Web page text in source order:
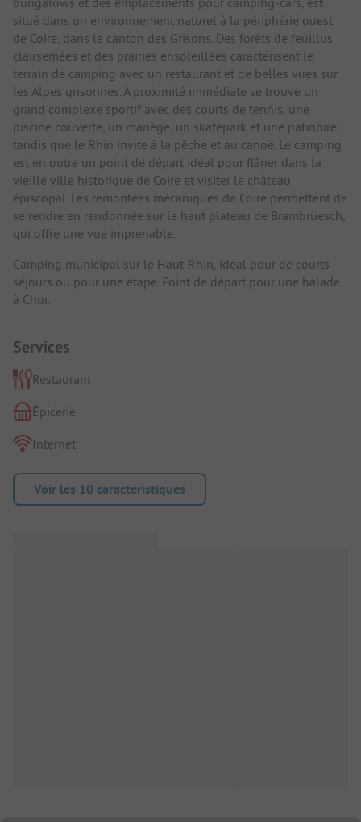
situé dans un environnement naturel à la périphérie ouest
de Coire, dans le canton des Grisons. Des forêts de feuillus
clairsemées et des prairies ensoleillées caractérisent le
terrain de camping avec un restaurant et de belles vues sur
les Alpes grisonnes. À proximité immédiate se trouve un
grand complexe sportif avec des courts de tennis, une
piscine couverte, un manège, un skatepark et une patinoire,
tandis que le Rhin invite à la pêche et au canoë. Le camping
est en outre un point de départ idéal pour flâner dans la
vieille ville historique de Coire et visiter le château
épiscopal. Les remontées mécaniques de Coire permettent de
se rendre en randonnée sur le haut plateau de Brambrüesch,
qui offre une vue imprenable.
Camping municipal sur le Haut-Rhin, idéal pour de courts
séjours ou pour une étape. Point de départ pour une balade
à Chur.
Services
Restaurant
Épicerie
Internet
Voir les 10 caractéristiques